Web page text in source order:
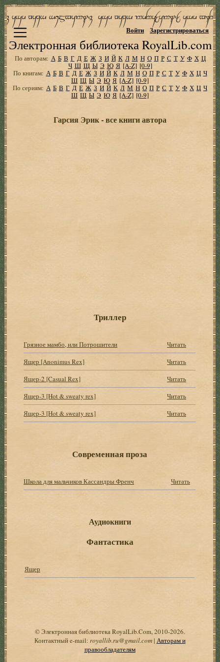
Электронная библиотека RoyalLib.com
Войти Зарегистрироваться
По авторам: А Б В Г Д Е Ж З И Й К Л М Н О П Р С Т У Ф Х Ц
Ч Ш Щ Ы Э Ю Я [A-Z] [0-9]
По книгам: А Б В Г Д Е Ж З И Й К Л М Н О П Р С Т У Ф Х Ц Ч
Ш Щ Ы Э Ю Я [A-Z] [0-9]
По сериям: А Б В Г Д Е Ж З И Й К Л М Н О П Р С Т У Ф Х Ц Ч
Ш Щ Ы Э Ю Я [A-Z] [0-9]
Гарсия Эрик - все книги автора
Триллер
Грязное мамбо, или Потрошители
Читать
Ящер [Anonimus Rex]
Читать
Ящер-2 [Casual Rex]
Читать
Ящер-3 [Hot & sweaty rex]
Читать
Ящер-3 [Hot & sweaty rex]
Читать
Современная проза
Школа для мальчиков Кассандры Френч Читать
Аудиокниги
Фантастика
Ящер
© Электронная библиотека RoyalLib.Com, 2010-2026.
Контактный e-mail: royallib.ru@gmail.com| Авторам и
правообладателям